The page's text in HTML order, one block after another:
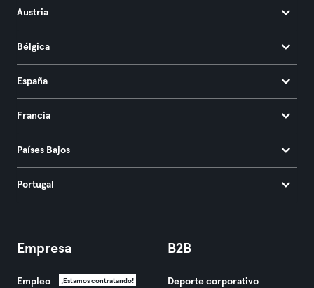
Austria
Bélgica
España
Francia
Países Bajos
Portugal
Empresa
Empleo ¡Estamos contratando!
B2B
Deporte corporativo